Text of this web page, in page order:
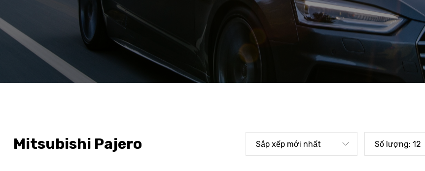
Mitsubishi Pajero Sắp xếp mới nhất Số lượng: 12